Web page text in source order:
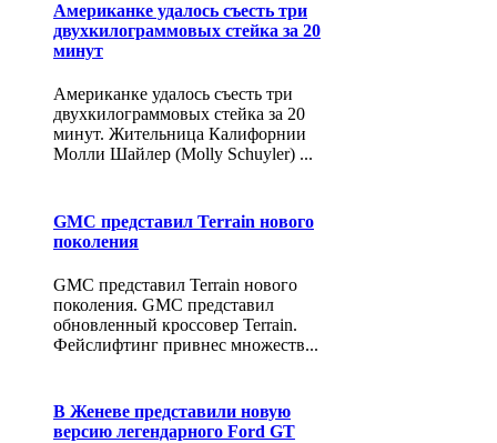
Американке удалось съесть три
двухкилограммовых стейка за 20
минут
Американке удалось съесть три
двухкилограммовых стейка за 20
минут. Жительница Калифорнии
Молли Шайлер (Molly Schuyler) ...
GMC представил Terrain нового
поколения
GMC представил Terrain нового
поколения. GMC представил
обновленный кроссовер Terrain.
Фейслифтинг привнес множеств...
В Женеве представили новую
версию легендарного Ford GT